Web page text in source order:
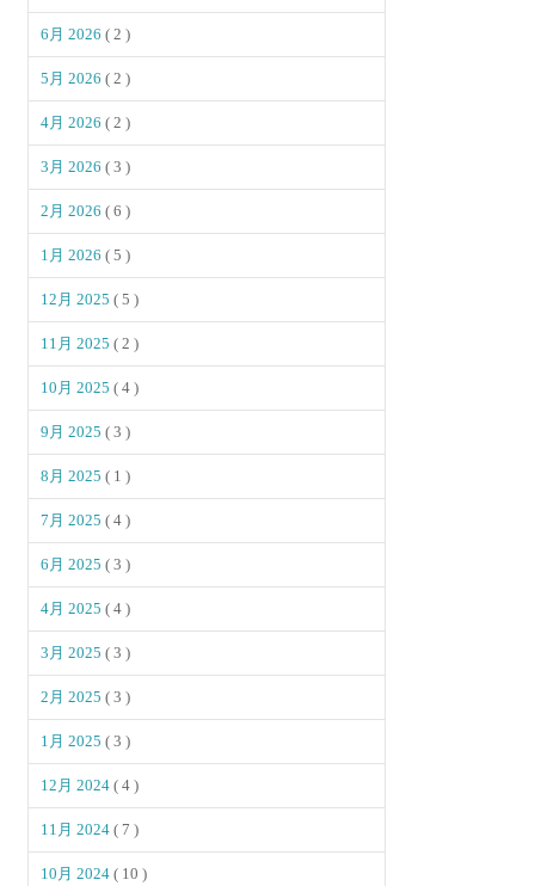
6月 2026( 2 )
5月 2026( 2 )
4月 2026( 2 )
3月 2026( 3 )
2月 2026( 6 )
1月 2026( 5 )
12月 2025( 5 )
11月 2025( 2 )
10月 2025( 4 )
9月 2025( 3 )
8月 2025( 1 )
7月 2025( 4 )
6月 2025( 3 )
4月 2025( 4 )
3月 2025( 3 )
2月 2025( 3 )
1月 2025( 3 )
12月 2024( 4 )
11月 2024( 7 )
10月 2024( 10 )